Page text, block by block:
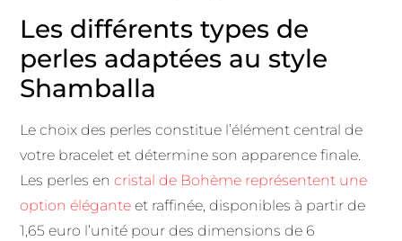
Les différents types de
perles adaptées au style
Shamballa
Le choix des perles constitue l’élément central de
votre bracelet et détermine son apparence finale.
Les perles encristal de Bohème représentent une
option élégante et raffinée, disponibles à partir de
1,65 euro l’unité pour des dimensions de 6